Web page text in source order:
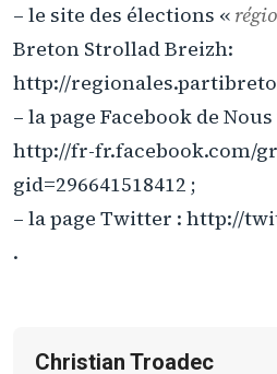
– le site des élections «
Breton Strollad Breizh:
http://
– la page Facebook de
http://fr-fr.facebook.com/
gid=296641518412 ;
– la page Twitter : http://
.
Christian Troadec